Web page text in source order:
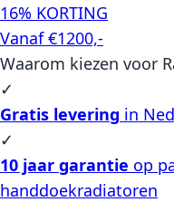
16% KORTING
Vanaf €1200,-
Waarom kiezen voor
✓
Gratis levering in
✓
10 jaar garantie op
handdoekradiatoren